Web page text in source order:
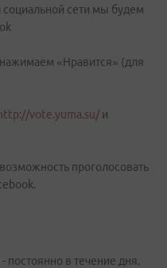
сети мы будем
«Нравится» (для
http://vote.yuma.su/ и
проголосовать
постоянно в течение дня.